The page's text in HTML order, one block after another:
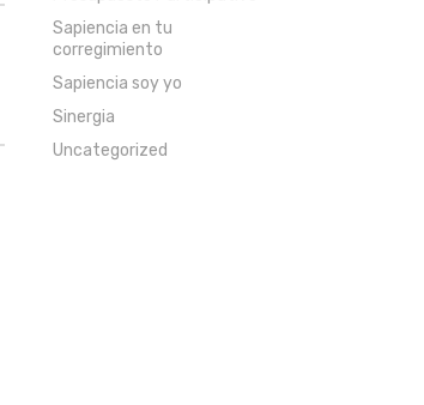
Sapiencia en tu
corregimiento
Sapiencia soy yo
Sinergia
Uncategorized